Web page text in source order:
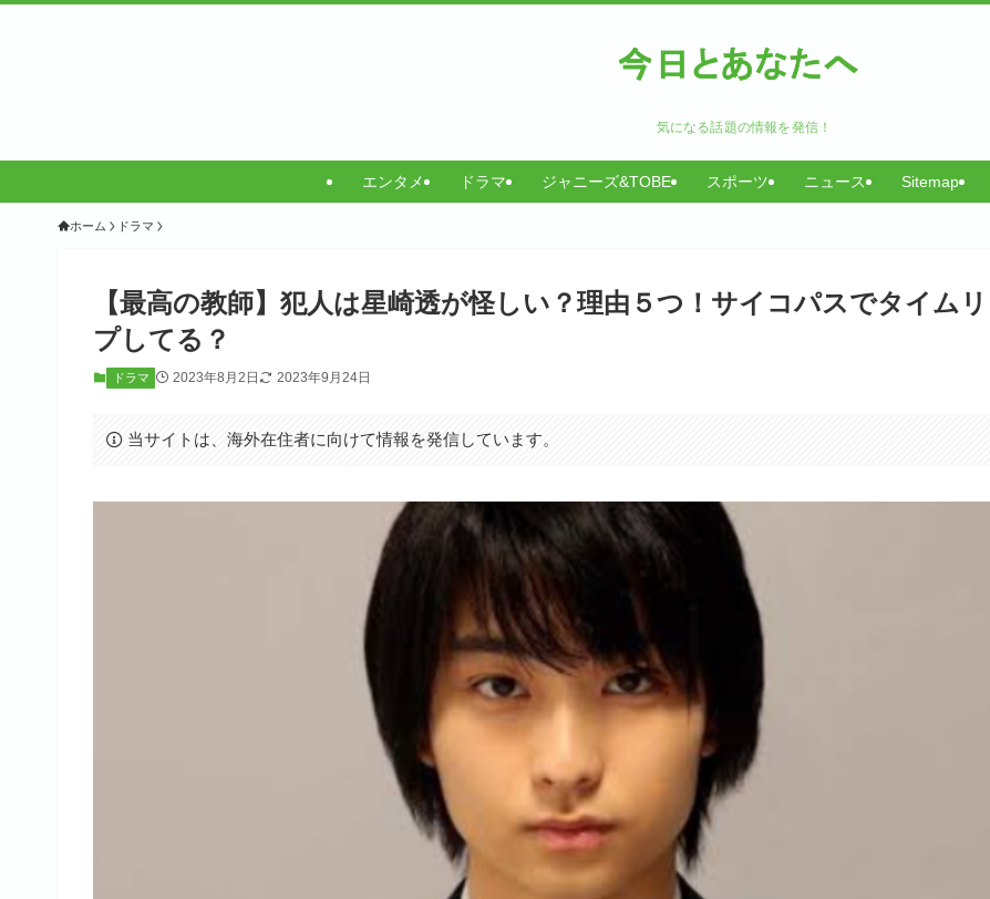
気になる話題の情報を発信！
エンタメ ドラマ ジャニーズ&TOBE スポーツ ニュース Sitemap
ホーム ドラマ
【最高の教師】犯人は星崎透が怪しい？理由５つ！サイコパスでタイム
プしてる？
ドラマ 2023年8月2日 2023年9月24日
当サイトは、海外在住者に向けて情報を発信しています。